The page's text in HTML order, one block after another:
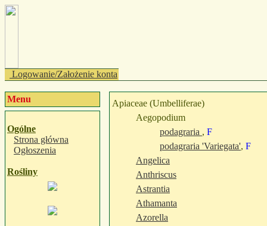
Logowanie/Założenie konta
Menu
Ogólne
Strona główna
Ogłoszenia
Rośliny
Apiaceae (Umbelliferae)
Aegopodium
podagraria , F
podagraria 'Variegata', F
Angelica
Anthriscus
Astrantia
Athamanta
Azorella